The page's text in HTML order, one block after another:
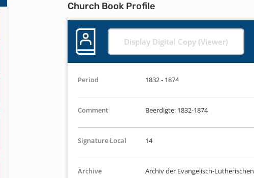
Church Book Profile
Display Digital Copy (Viewer)
Period 1832 - 1874
Comment Beerdigte: 1832-1874
Signature Local 14
Archive Archiv der Evangelisch-